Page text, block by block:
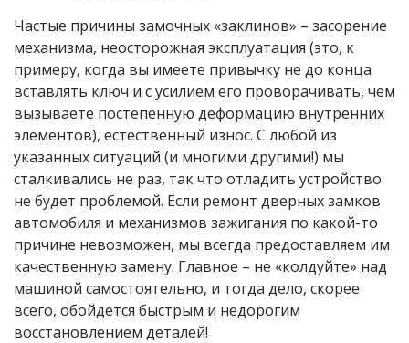
Частые причины замочных «заклинов» – засорение
механизма, неосторожная эксплуатация (это, к
примеру, когда вы имеете привычку не до конца
вставлять ключ и с усилием его проворачивать, чем
вызываете постепенную деформацию внутренних
элементов), естественный износ. С любой из
указанных ситуаций (и многими другими!) мы
сталкивались не раз, так что отладить устройство
не будет проблемой. Если ремонт дверных замков
автомобиля и механизмов зажигания по какой-то
причине невозможен, мы всегда предоставляем им
качественную замену. Главное – не «колдуйте» над
машиной самостоятельно, и тогда дело, скорее
всего, обойдется быстрым и недорогим
восстановлением деталей!